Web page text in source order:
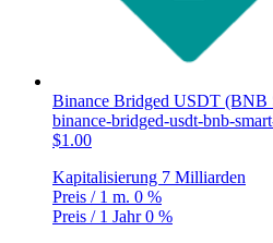
Binance Bridged USDT (BNB
binance-bridged-usdt-bnb-
$1.00
Kapitalisierung 7 Milliarden
Preis / 1 m. 0 %
Preis / 1 Jahr0 %